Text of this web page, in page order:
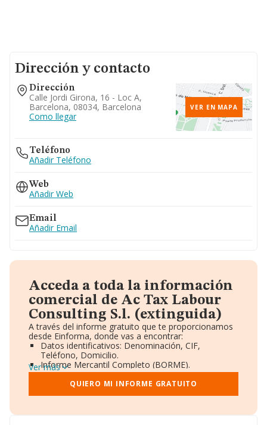
Dirección y contacto
Dirección
Calle Jordi Girona, 16 - Loc A,
Barcelona, 08034, Barcelona
Como llegar
VER EN MAPA
Teléfono
Añadir Teléfono
Web
Añadir Web
Email
Añadir Email
Acceda a toda la información
comercial de Ac Tax Labour
Consulting S.l. (extinguida)
A través del informe gratuito que te proporcionamos
desde Einforma, donde vas a encontrar:
Datos identificativos: Denominación, CIF,
Teléfono, Domicilio.
Informe Mercantil Completo (BORME).
Gráficos de Evolución Ventas y Empleados.
Consejo de Administración y Administradores.
Directivos y Ejecutivos.
Ver más
QUIERO MI INFORME GRATUITO